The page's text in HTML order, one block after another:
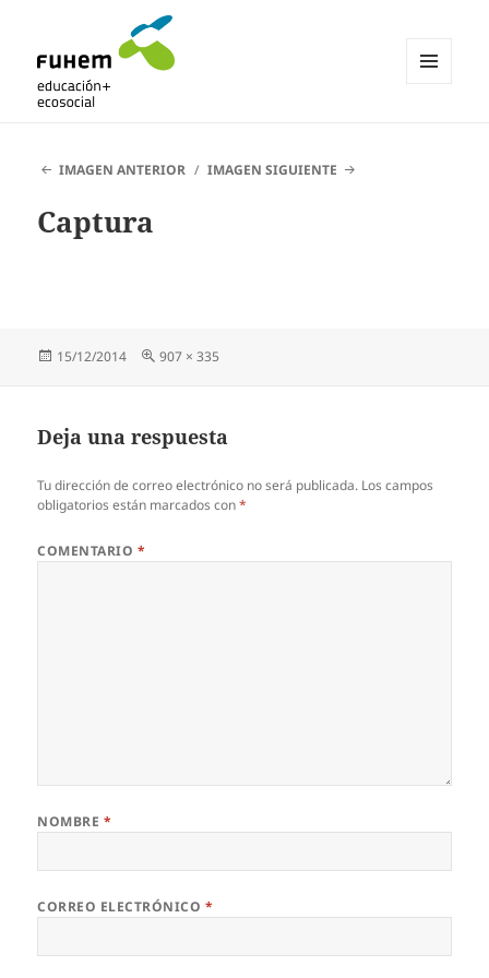
IMAGEN ANTERIOR IMAGEN SIGUIENTE
Captura
Publicado
15/12/2014
Tamaño
907 × 335
Deja una respuesta
Tu dirección de correo electrónico no será publicada. Los campos
obligatorios están marcados con*
COMENTARIO *
NOMBRE *
CORREO ELECTRÓNICO *